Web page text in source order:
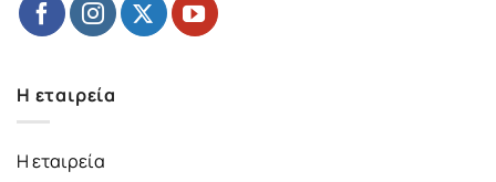
Η εταιρεία
Η εταιρεία